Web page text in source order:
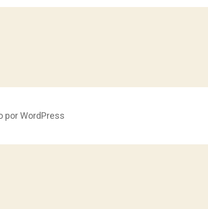
por WordPress